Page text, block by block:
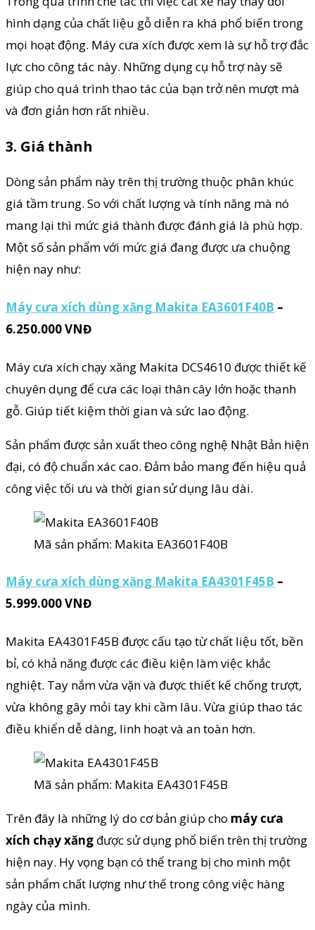
hình dạng của chất liệu gỗ diễn ra khá phổ biến trong
mọi hoạt động. Máy cưa xích được xem là sự hỗ trợ đắc
lực cho công tác này. Những dụng cụ hỗ trợ này sẽ
giúp cho quá trình thao tác của bạn trở nên mượt mà
và đơn giản hơn rất nhiều.
3. Giá thành
Dòng sản phẩm này trên thị trường thuộc phân khúc
giá tầm trung. So với chất lượng và tính năng mà nó
mang lại thì mức giá thành được đánh giá là phù hợp.
Một số sản phẩm với mức giá đang được ưa chuộng
hiện nay như:
Máy cưa xích dùng xăng Makita EA3601F40B –
6.250.000 VNĐ
Máy cưa xích chạy xăng Makita DCS4610 được thiết kế
chuyên dụng để cưa các loại thân cây lớn hoặc thanh
gỗ. Giúp tiết kiệm thời gian và sức lao động.
Sản phẩm được sản xuất theo công nghệ Nhật Bản hiện
đại, có độ chuẩn xác cao. Đảm bảo mang đến hiệu quả
công việc tối ưu và thời gian sử dụng lâu dài.
Mã sản phẩm: Makita EA3601F40B
Máy cưa xích dùng xăng Makita EA4301F45B –
5.999.000 VNĐ
Makita EA4301F45B được cấu tạo từ chất liệu tốt, bền
bỉ, có khả năng được các điều kiện làm việc khắc
nghiệt. Tay nắm vừa vặn và được thiết kế chống trượt,
vừa không gây mỏi tay khi cầm lâu. Vừa giúp thao tác
điều khiển dễ dàng, linh hoạt và an toàn hơn.
Mã sản phẩm: Makita EA4301F45B
Trên đây là những lý do cơ bản giúp cho máy cưa
xích chạy xăng được sử dụng phổ biến trên thị trường
hiện nay. Hy vọng bạn có thể trang bị cho mình một
sản phẩm chất lượng như thế trong công việc hàng
ngày của mình.